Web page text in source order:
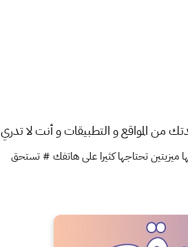
من المواقع و التطبيقات و أنت لا تدري